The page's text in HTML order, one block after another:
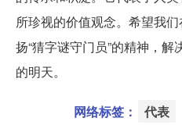
所珍视的价值观念。希望我
扬“猜字谜守门员”的精神，
的明天。
网络标签： 代表